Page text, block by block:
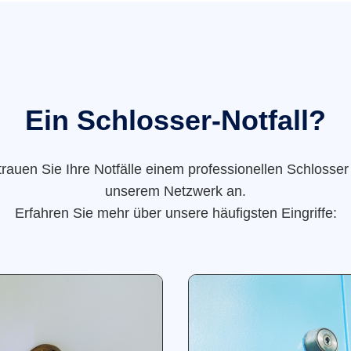
Ein Schlosser-Notfall?
Sie Ihre Notfälle einem professionellen
unserem Netzwerk an.
Erfahren Sie mehr über unsere häufigsten Eingriffe: